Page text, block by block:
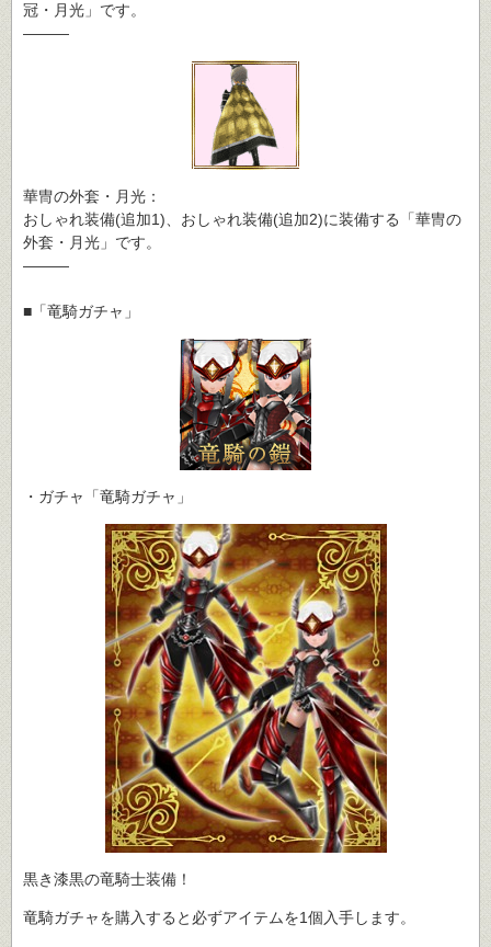
冠・月光」です。
―――
華冑の外套・月光：
おしゃれ装備(追加1)、おしゃれ装備(追加2)に装備する「華冑の
外套・月光」です。
―――
■「竜騎ガチャ」
・ガチャ「竜騎ガチャ」
黒き漆黒の竜騎士装備！
竜騎ガチャを購入すると必ずアイテムを1個入手します。